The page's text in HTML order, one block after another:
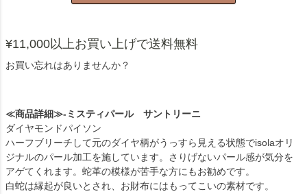
¥11,000以上お買い上げで送料無料
お買い忘れはありませんか？
≪商品詳細≫-ミスティパール サントリーニ
ダイヤモンドパイソン
ハーフブリーチして元のダイヤ柄がうっすら見える状態でisolaオリ
ジナルのパール加工を施しています。さりげないパール感が気分を
アゲてくれます。蛇革の模様が苦手な方にもお勧めです。
白蛇は縁起が良いとされ、お財布にはもってこいの素材です。